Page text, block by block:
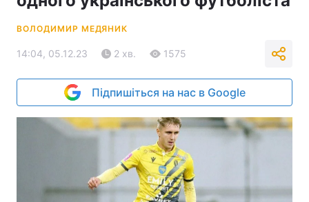
ВОЛОДИМИР МЕДЯНИК
14:04, 05.12.23 2 хв. 1575
Підпишіться на нас в Google